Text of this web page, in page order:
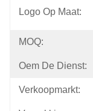
Logo Op Maat:
MOQ:
Oem De Dienst:
Verkoopmarkt: